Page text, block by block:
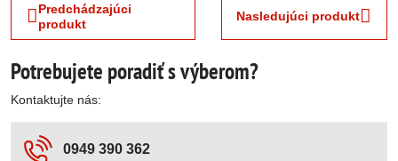
Predchádzajúci
produkt
Nasledujúci produkt
Potrebujete poradiť s výberom?
Kontaktujte nás:
0949 390 362